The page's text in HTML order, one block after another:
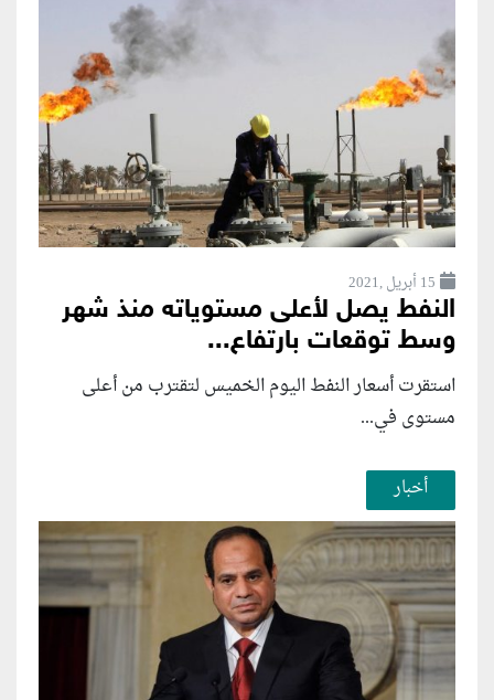
15 أبريل ,2021
النفط يصل لأعلى مستوياته منذ شهر
وسط توقعات بارتفاع...
استقرت أسعار النفط اليوم الخميس لتقترب من أعلى
مستوى في...
أخبار